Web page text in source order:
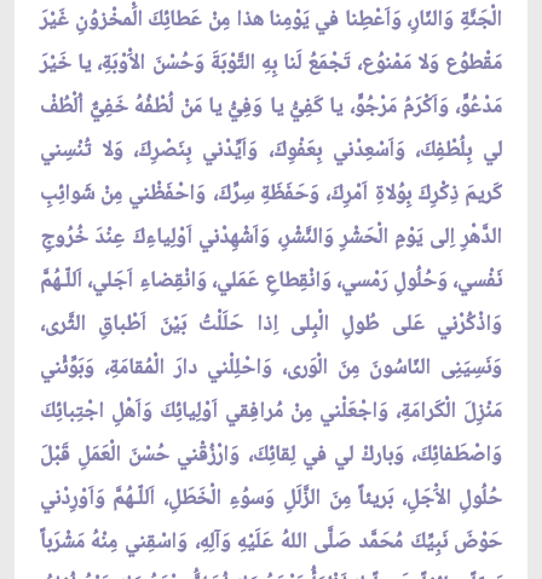
الْجَنَّةِ وَالنّارِ، وَاَعْطِنا في يَوْمِنا هذا مِنْ عَطائِكَ الَْمخْزوُنِ غَيْرَ
مَقْطوُع وَلا مَمْنوُع، تَجْمَعُ لَنا بِهِ التَّوْبَةَ وَحُسْنَ الاَْوْبَةِ، يا خَيْرَ
مَدْعُوٍّ، وَاَكْرَمُ مَرْجُوٍّ، يا كَفِيُّ يا وَفِيُّ يا مَنْ لُطْفُهُ خَفِيٌّ اُلْطُفْ
لي بِلُطْفِكَ، وَاَسْعِدْني بِعَفْوِكَ، وَاَيِّدْني بِنَصْرِكَ، وَلا تُنْسِني
كَريمَ ذِكْرِكَ بِوُلاةِ اَمْرِكَ، وَحَفَظَةِ سِرِّكَ، وَاحْفَظْني مِنْ شَوائِبِ
الدَّهْرِ اِلى يَوْمِ الْحَشْرِ وَالنَّشْرِ، وَاَشْهِدْني اَوْلِياءِكَ عِنْدَ خُرُوجِ
نَفْسي، وَحُلُولِ رَمْسي، وَانْقِطاعِ عَمَلي، وَانْقِضاءِ اَجَلي، اَللّـهُمَّ
وَاذْكُرْني عَلى طُولِ الْبِلى اِذا حَلَلْتُ بَيْنَ اَطْباقِ الثَّرى،
وَنَسِيَنِى النّاسُونَ مِنَ الْوَرى، وَاحْلِلْني دارَ الْمُقامَةِ، وَبَوِّئْني
مَنْزِلَ الْكَرامَةِ، وَاجْعَلْني مِنْ مُرافِقي اَوْلِيائِكَ وَاَهْلِ اجْتِبائِكَ
وَاصْطَفائِكَ، وَباركْ لي في لِقائِكَ، وَارْزُقْني حُسْنَ الْعَمَلِ قَبْلَ
حُلُولِ الاَْجَلِ، بَريئاً مِنَ الزَّلَلِ وَسوُءِ الْخَطَلِ، اَللّـهُمَّ وَاَوْرِدْني
حَوْضَ نَبِيِّكَ مُحَمَّد صَلَّى اللهُ عَلَيْهِ وَآلِهِ، وَاسْقِني مِنْهُ مَشْرَباً